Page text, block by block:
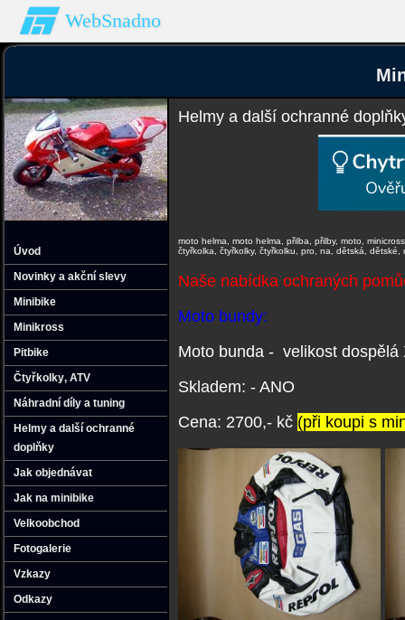
WebSnadno
Úvod
Novinky a akční slevy
Minibike
Minikross
Pitbike
Čtyřkolky‚ ATV
Náhradní díly a tuning
Helmy a další ochranné
doplňky
Jak objednávat
Jak na minibike
Velkoobchod
Fotogalerie
Vzkazy
Odkazy
Helmy a další ochranné
moto helma, moto helma, přilba, přilby, moto,
čtyřkolka, čtyřkolky, čtyřkolku, pro, na, dětská,
Naše nabídka ochraných
Moto bundy:
Moto bunda - velikost dospělá
Skladem: - ANO
Cena: 2700,- kč (při koupi s